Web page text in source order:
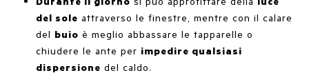
del sole attraverso le finestre, mentre con il calare
del buio è meglio abbassare le tapparelle o
chiudere le ante per impedire qualsiasi
dispersione del caldo.